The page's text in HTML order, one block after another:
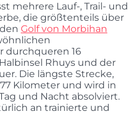
mehrere Lauf-, Trail- und
die größtenteils über
Golf von Morbihan
durchqueren 16
Rhuys und der
Die längste Strecke,
Kilometer und wird in
und Nacht absolviert.
an trainierte und